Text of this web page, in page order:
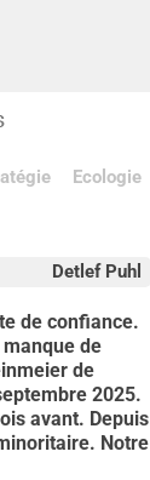
Ecologie
Detlef Puhl
de confiance.
de
de
2025.
avant. Depuis
Notre